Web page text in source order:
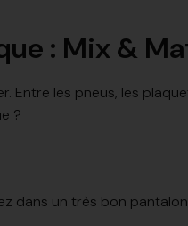
: Mix &
Entre les pneus, les
?
dans un très bon